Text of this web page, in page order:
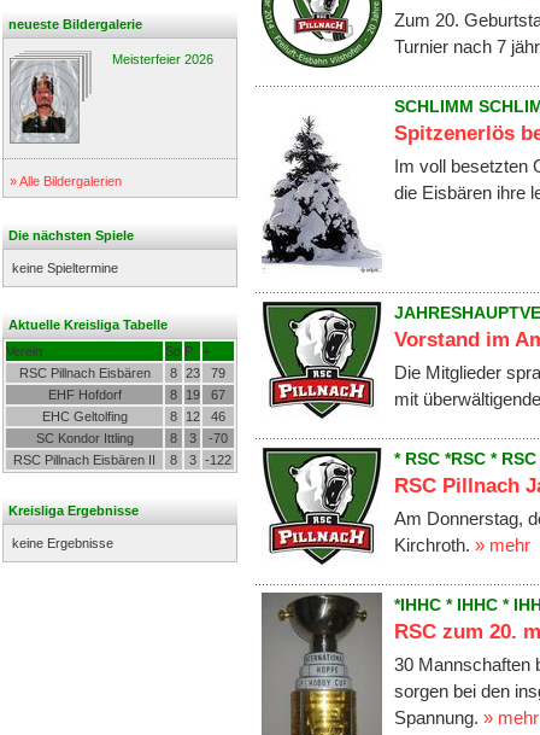
neueste Bildergalerie
Meisterfeier 2026
» Alle Bildergalerien
Die nächsten Spiele
keine Spieltermine
Aktuelle Kreisliga Tabelle
Verein
Sp P
+
RSC Pillnach Eisbären
8 23
79
EHF Hofdorf
8 19
67
EHC Geltolfing
8 12
46
SC Kondor Ittling
8 3
-70
RSC Pillnach Eisbären II
8 3 -122
Kreisliga Ergebnisse
keine Ergebnisse
Zum 20.
Turnier nach 7
SCHLIMM
Spitzenerlös
Im voll besetzten
die Eisbären ihre
Vorstand im
Die Mitglieder
mit
* RSC *RSC * RSC
RSC Pillnach
Am Donnerstag,
Kirchroth. » mehr
*IHHC * IHHC *
RSC zum 20.
30 Mannschaften
sorgen bei den
Spannung. » mehr